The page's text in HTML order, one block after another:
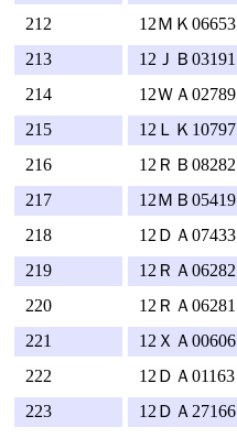
212 12ＭＫ06653
213
12ＪＢ03191
214
12ＷＡ02789
215
12ＬＫ10797
216
12ＲＢ08282
217
12ＭＢ05419
218
12ＤＡ07433
219
12ＲＡ06282
220
12ＲＡ06281
221
12ＸＡ00606
222
12ＤＡ01163
223
12ＤＡ27166